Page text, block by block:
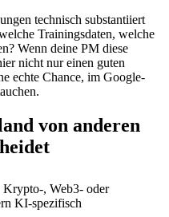
technisch substantiiert
Trainingsdaten, welche
Wenn deine PM diese
nicht nur einen guten
echte Chance, im Google-
von anderen
, Web3- oder
KI-spezifisch